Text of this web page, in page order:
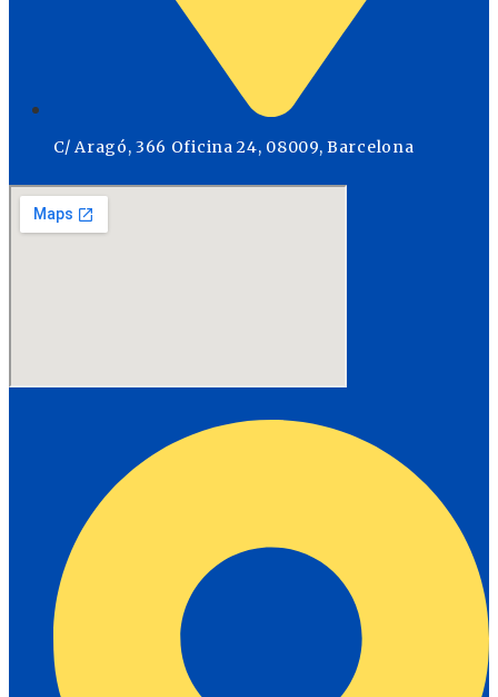
C/ Aragó, 366 Oficina 24, 08009, Barcelona